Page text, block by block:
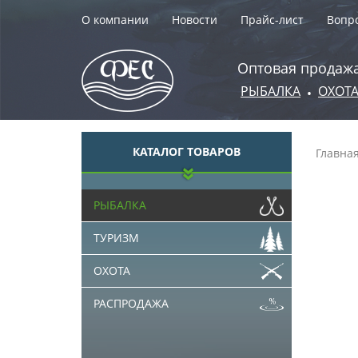
О компании Новости Прайс-лист
Оптовая
РЫБАЛКА • ОХОТА
КАТАЛОГ ТОВАРОВ
РЫБАЛКА
ТУРИЗМ
ОХОТА
РАСПРОДАЖА
Главная